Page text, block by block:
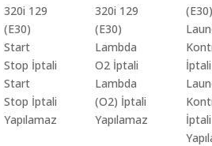
Start
Stop İptali
Yapılamaz
Lambda
(O2) İptali
Yapılamaz
İptali